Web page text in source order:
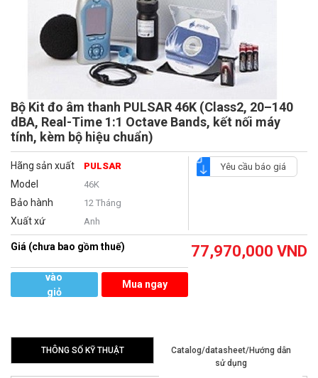
Bộ Kit đo âm thanh PULSAR 46K (Class2, 20–140
dBA, Real-Time 1:1 Octave Bands, kết nối máy
tính, kèm bộ hiệu chuẩn)
Hãng sản xuất PULSAR
Model 46K
Bảo hành 12 Tháng
Xuất xứ Anh
Yêu cầu báo giá
Giá (chưa bao gồm thuế) 77,970,000 VND
vào
giỏ
Mua ngay
THÔNG SỐ KỸ THUẬT
Catalog/datasheet/Hướng dẫn
sử dụng